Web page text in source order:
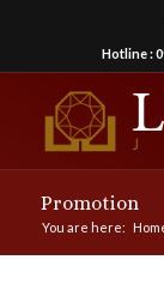
Hotline :
Promotion
You are here: